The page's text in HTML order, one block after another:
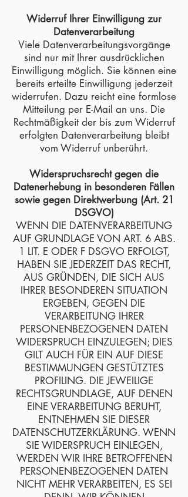
Widerruf Ihrer Einwilligung zur
Datenverarbeitung
Viele Datenverarbeitungsvorgänge
sind nur mit Ihrer ausdrücklichen
Einwilligung möglich. Sie können eine
bereits erteilte Einwilligung jederzeit
widerrufen. Dazu reicht eine formlose
Mitteilung per E-Mail an uns. Die
Rechtmäßigkeit der bis zum Widerruf
erfolgten Datenverarbeitung bleibt
vom Widerruf unberührt.
Widerspruchsrecht gegen die
Datenerhebung in besonderen Fällen
sowie gegen Direktwerbung (Art. 21
DSGVO)
WENN DIE DATENVERARBEITUNG
AUF GRUNDLAGE VON ART. 6 ABS.
1 LIT. E ODER F DSGVO ERFOLGT,
HABEN SIE JEDERZEIT DAS RECHT,
AUS GRÜNDEN, DIE SICH AUS
IHRER BESONDEREN SITUATION
ERGEBEN, GEGEN DIE
VERARBEITUNG IHRER
PERSONENBEZOGENEN DATEN
WIDERSPRUCH EINZULEGEN; DIES
GILT AUCH FÜR EIN AUF DIESE
BESTIMMUNGEN GESTÜTZTES
PROFILING. DIE JEWEILIGE
RECHTSGRUNDLAGE, AUF DENEN
EINE VERARBEITUNG BERUHT,
ENTNEHMEN SIE DIESER
DATENSCHUTZERKLÄRUNG. WENN
SIE WIDERSPRUCH EINLEGEN,
WERDEN WIR IHRE BETROFFENEN
PERSONENBEZOGENEN DATEN
NICHT MEHR VERARBEITEN, ES SEI